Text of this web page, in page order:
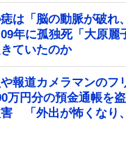
は「脳の動脈が破れ
年に孤独死「大原麗
ていたのか
や報道カメラマンのフ
円分の預金通帳を
「外出が怖くなり